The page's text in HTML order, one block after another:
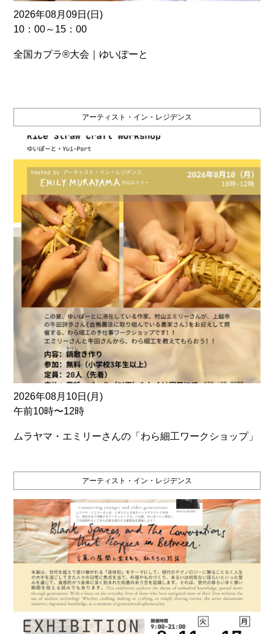
2026年08月09日(日)
10：00～15：00
全国カプラ®大会｜ゆいぽーと
アーティスト・イン・レジデンス
2026年08月10日(月)
午前10時〜12時
ムラヤマ・エミリーさんの「わら細工ワークショップ」
アーティスト・イン・レジデンス